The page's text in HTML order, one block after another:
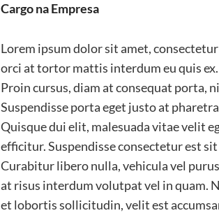
Cargo na Empresa
Lorem ipsum dolor sit amet,
orci at tortor mattis interdum eu quis
Proin cursus, diam at consequat porta,
Suspendisse porta eget justo at
Quisque dui elit, malesuada vitae velit
efficitur. Suspendisse consectetur est
Curabitur libero nulla, vehicula vel
at risus interdum volutpat vel in quam.
et lobortis sollicitudin, velit est